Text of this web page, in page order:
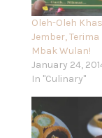
Oleh-Oleh Khas
Jember, Terima
Mbak Wulan!
January 24,
In "Culinary"